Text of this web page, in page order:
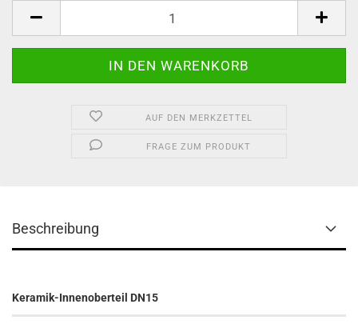
AUF DEN MERKZETTEL
FRAGE ZUM PRODUKT
Beschreibung
Keramik-Innenoberteil DN15